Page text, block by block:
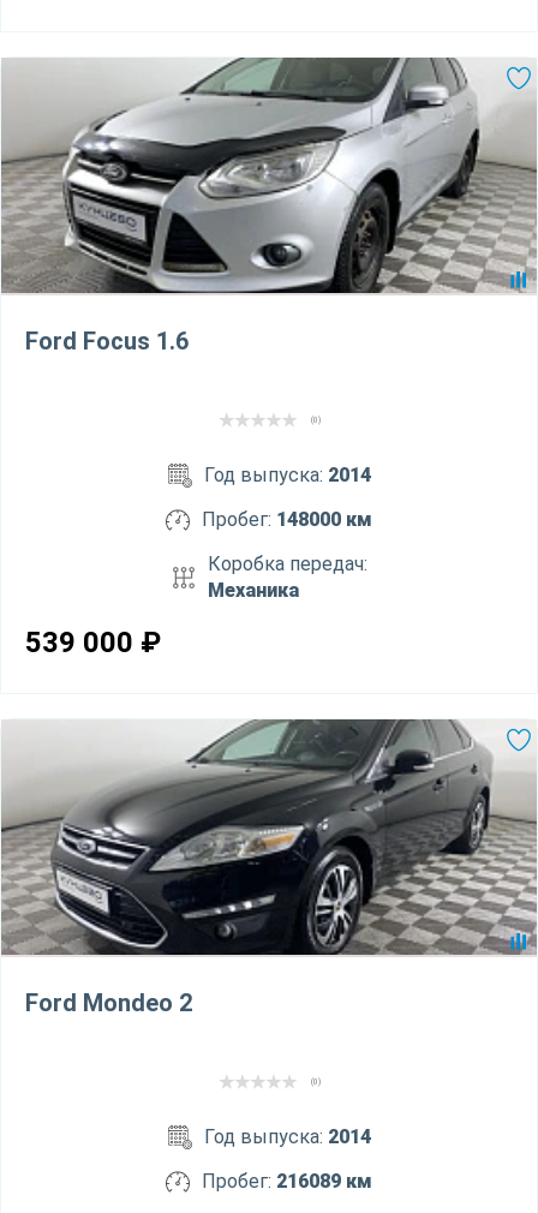
Ford Focus 1.6
(0)
Год выпуска: 2014
Пробег: 148000 км
Коробка передач:
Механика
539 000 ₽
Ford Mondeo 2
(0)
Год выпуска: 2014
Пробег: 216089 км